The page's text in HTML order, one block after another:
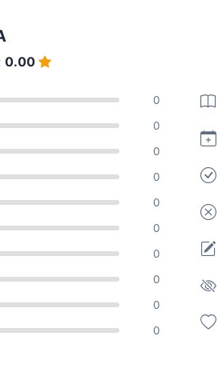
0.00
0
0
0
0
0
0
0
0
0
0